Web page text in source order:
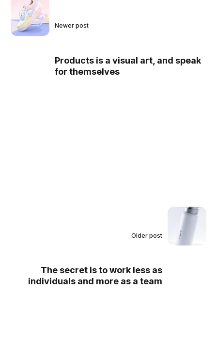
Newer post
Products is a visual art, and speak
for themselves
Older post
The secret is to work less as
individuals and more as a team